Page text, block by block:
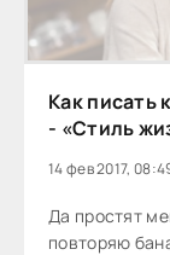
Как писать
- «Стиль
14 фев 2017,
Да простят
повторяю